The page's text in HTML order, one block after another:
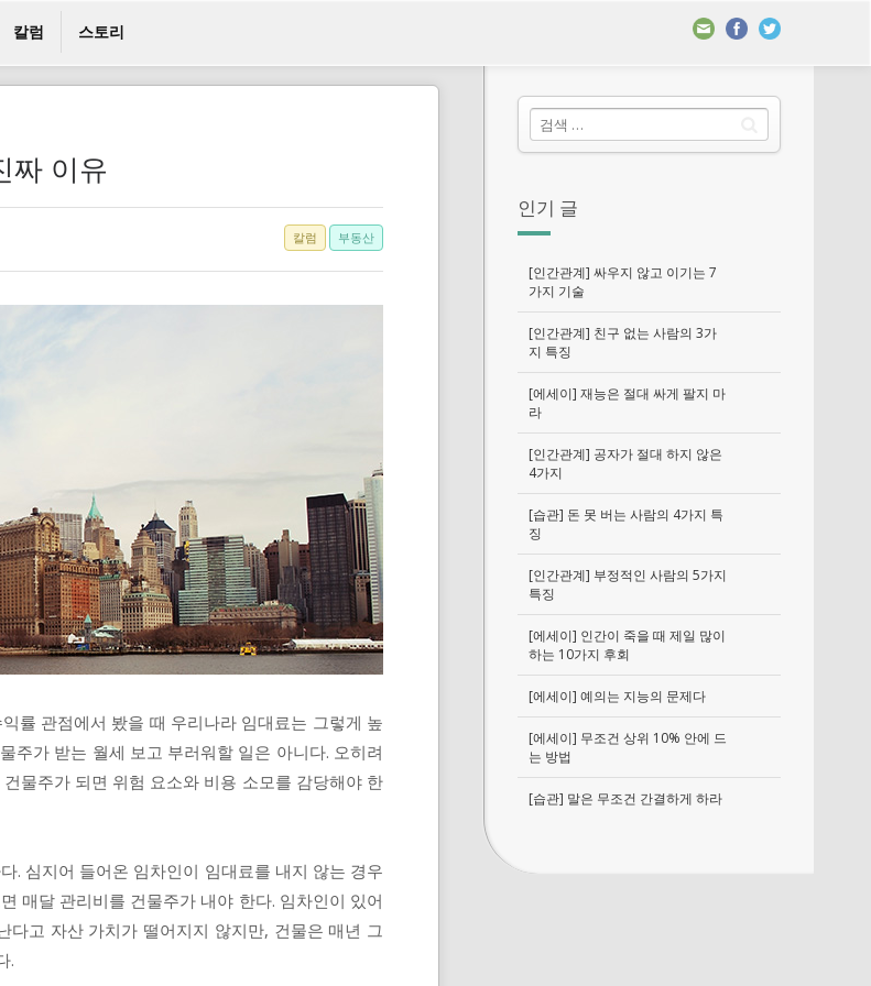
칼럼 스토리
인기 글
[인간관계] 싸우지 않고 이기는 7
가지 기술
[인간관계] 친구 없는 사람의 3가
지 특징
[에세이] 재능은 절대 싸게 팔지 마
라
[인간관계] 공자가 절대 하지 않은
4가지
[습관] 돈 못 버는 사람의 4가지 특
징
[인간관계] 부정적인 사람의 5가지
특징
[에세이] 인간이 죽을 때 제일 많이
하는 10가지 후회
[에세이] 예의는 지능의 문제다
[에세이] 무조건 상위 10% 안에 드
는 방법
[습관] 말은 무조건 간결하게 하라
짜 이유
부동산
칼럼
률 관점에서 봤을 때 우리나라 임대료는 그렇게 높
주가 받는 월세 보고 부러워할 일은 아니다. 오히려
물주가 되면 위험 요소와 비용 소모를 감당해야 한
. 심지어 들어온 임차인이 임대료를 내지 않는 경우
매달 관리비를 건물주가 내야 한다. 임차인이 있어
고 자산 가치가 떨어지지 않지만, 건물은 매년 그
.